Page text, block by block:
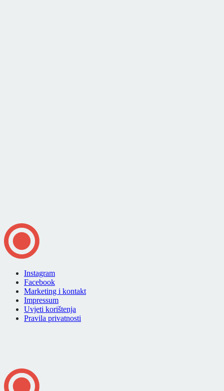
Instagram
Facebook
Marketing i kontakt
Impressum
Uvjeti korištenja
Pravila privatnosti